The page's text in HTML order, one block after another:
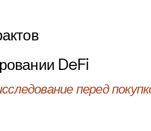
DeFi
перед